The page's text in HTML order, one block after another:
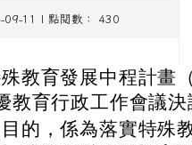
09-11 | 點閱數： 430
教育發展中程計畫
教育行政工作會議
的，係為落實特殊